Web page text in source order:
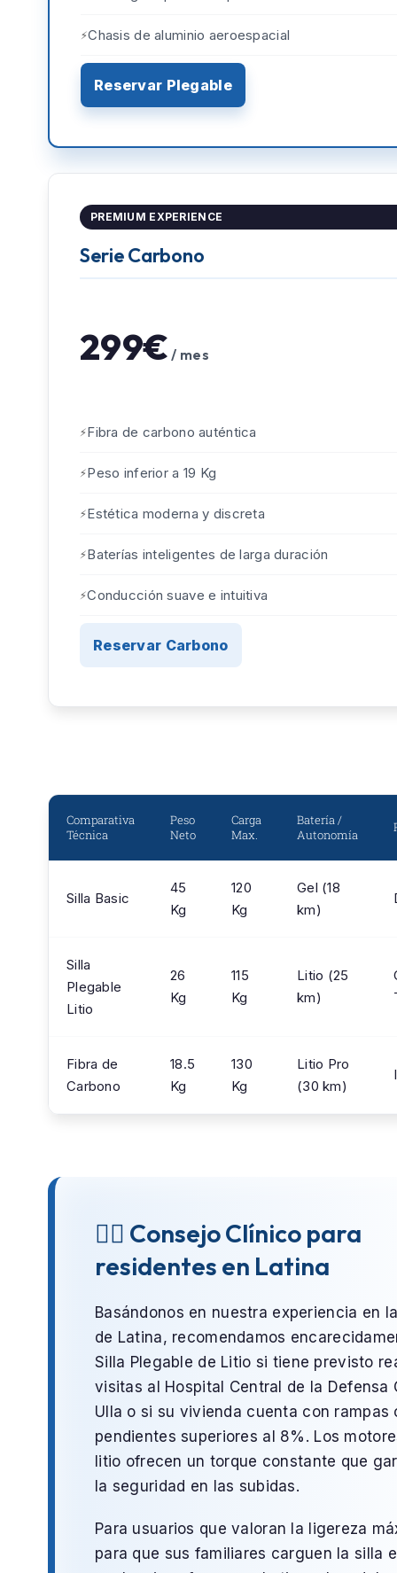
Chasis de aluminio aeroespacial
Reservar Plegable
PREMIUM EXPERIENCE
Serie Carbono
299€ / mes
Fibra de carbono auténtica
Peso inferior a 19 Kg
Estética moderna y discreta
Baterías inteligentes de larga duración
Conducción suave e intuitiva
Reservar Carbono
Comparativa
Técnica
Peso
Neto
Carga
Max.
Batería /
Autonomía
Silla Basic
45
Kg
120
Kg
Gel (18
km)
Silla
Plegable
Litio
26
Kg
115
Kg
Litio (25
km)
Fibra de
Carbono
18.5
Kg
130
Kg
Litio Pro
(30 km)
👨‍⚕️ Consejo Clínico para
residentes en Latina
Basándonos en nuestra experiencia en
de Latina, recomendamos
Silla Plegable de Litio si tiene previsto
visitas al Hospital Central de la Defensa
Ulla o si su vivienda cuenta con rampas
pendientes superiores al 8%. Los
litio ofrecen un torque constante que
la seguridad en las subidas.
Para usuarios que valoran la ligereza
para que sus familiares carguen la silla